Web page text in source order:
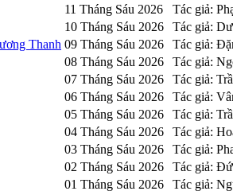
11 Tháng Sáu 2026 Tác giả:
10 Tháng Sáu 2026 Tác giả:
Thanh 09 Tháng Sáu 2026 Tác giả:
08 Tháng Sáu 2026 Tác giả:
07 Tháng Sáu 2026 Tác giả:
06 Tháng Sáu 2026 Tác giả:
05 Tháng Sáu 2026 Tác giả:
04 Tháng Sáu 2026 Tác giả:
03 Tháng Sáu 2026 Tác giả:
02 Tháng Sáu 2026 Tác giả:
01 Tháng Sáu 2026 Tác giả: